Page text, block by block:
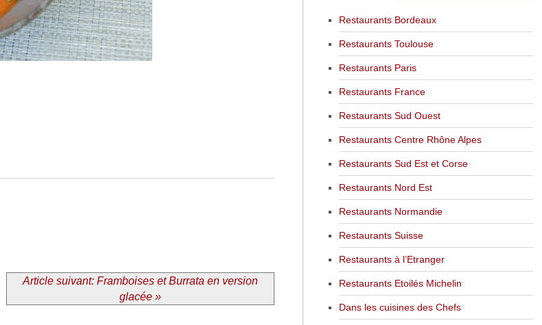
Article suivant: Framboises et Burrata en version
glacée »
Restaurants Bordeaux
Restaurants Toulouse
Restaurants Paris
Restaurants France
Restaurants Sud Ouest
Restaurants Centre Rhône Alpes
Restaurants Sud Est et Corse
Restaurants Nord Est
Restaurants Normandie
Restaurants Suisse
Restaurants à l’Etranger
Restaurants Etoilés Michelin
Dans les cuisines des Chefs